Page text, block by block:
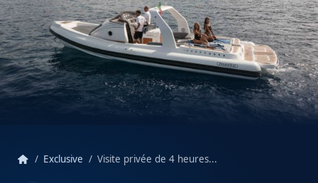
homeExclusive Visite privée de 4 heures...